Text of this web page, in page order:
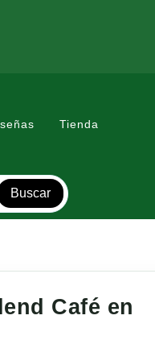
Tienda
Buscar
Café en